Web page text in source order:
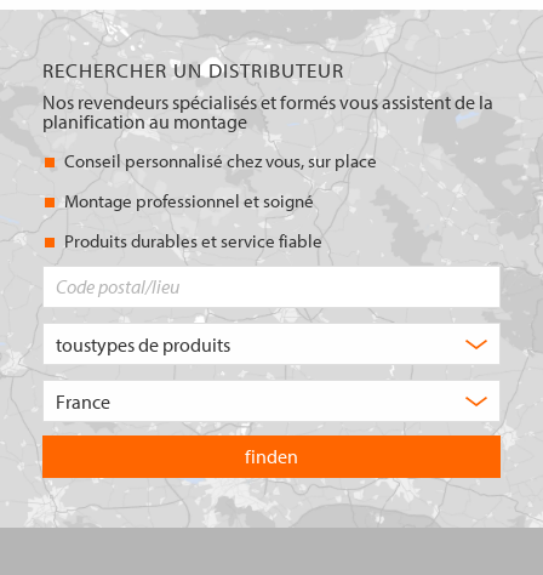
RECHERCHER UN DISTRIBUTEUR
Nos revendeurs spécialisés et formés vous assistent de la
planification au montage
Conseil personnalisé chez vous, sur place
Montage professionnel et soigné
Produits durables et service fiable
de
recherchez-
vous
?
pays
dans
lequel
vous
souhaitez